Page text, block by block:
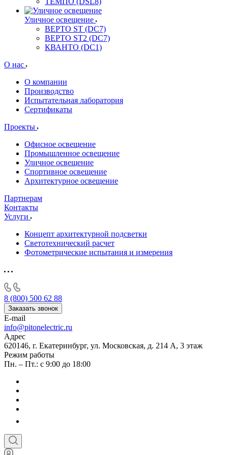
Уличное освещение
ВЕРТО ST (DC7)
ВЕРТО ST2 (DC7)
КВАНТО (DC1)
О нас
О компании
Производство
Испытательная лаборатория
Сертификаты
Проекты
Офисное освещение
Промышленное освещение
Уличное освещение
Спортивное освещение
Архитектурное освещение
Партнерам
Контакты
Услуги
Концепт архитектурной подсветки
Светотехнический расчет
Фотометрические испытания и измерения
8 (800) 500 62 88
Заказать звонок
E-mail
info@pitonelectric.ru
Адрес
620146, г. Екатеринбург, ул. Московская, д. 214 А, 3 этаж
Режим работы
Пн. – Пт.: с 9:00 до 18:00